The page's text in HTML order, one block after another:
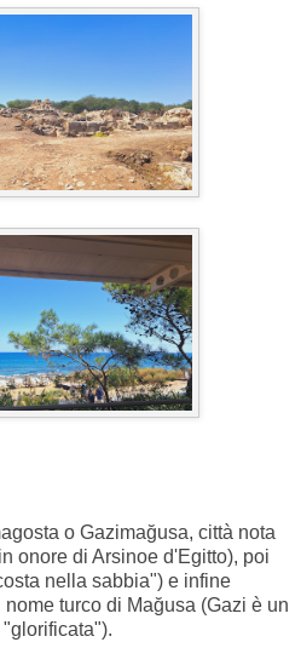
o Gazimağusa, città nota
onore di Arsinoe d'Egitto), poi
nella sabbia") e infine
turco di Mağusa (Gazi è un